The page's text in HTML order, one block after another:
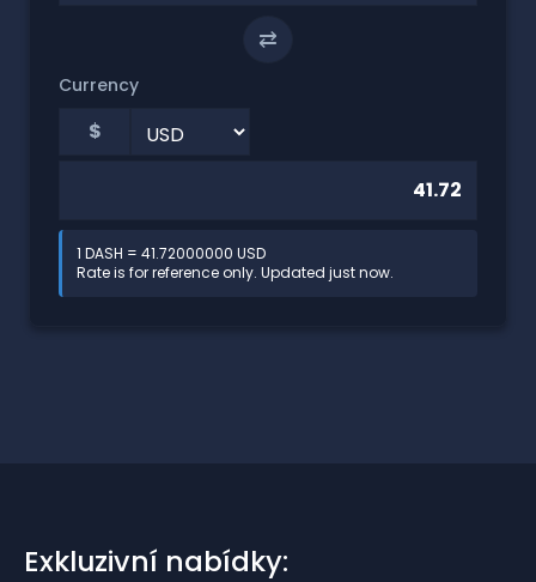
⇄
Currency
$
1 DASH = 41.72000000 USD
Rate is for reference only. Updated just now.
Exkluzivní nabídky: